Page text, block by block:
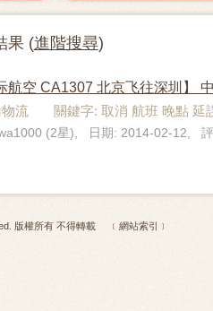
果 (進階搜尋)
航空 CA1307 北京飞往深圳】
物流 關鍵字: 取消 航班 晚點 延
(2星), 日期: 2014-02-12,
版權所有 不得轉載 ﹝網站索引﹞